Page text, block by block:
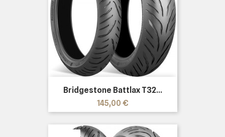
Bridgestone Battlax T32...
Prezzo
145,00 €